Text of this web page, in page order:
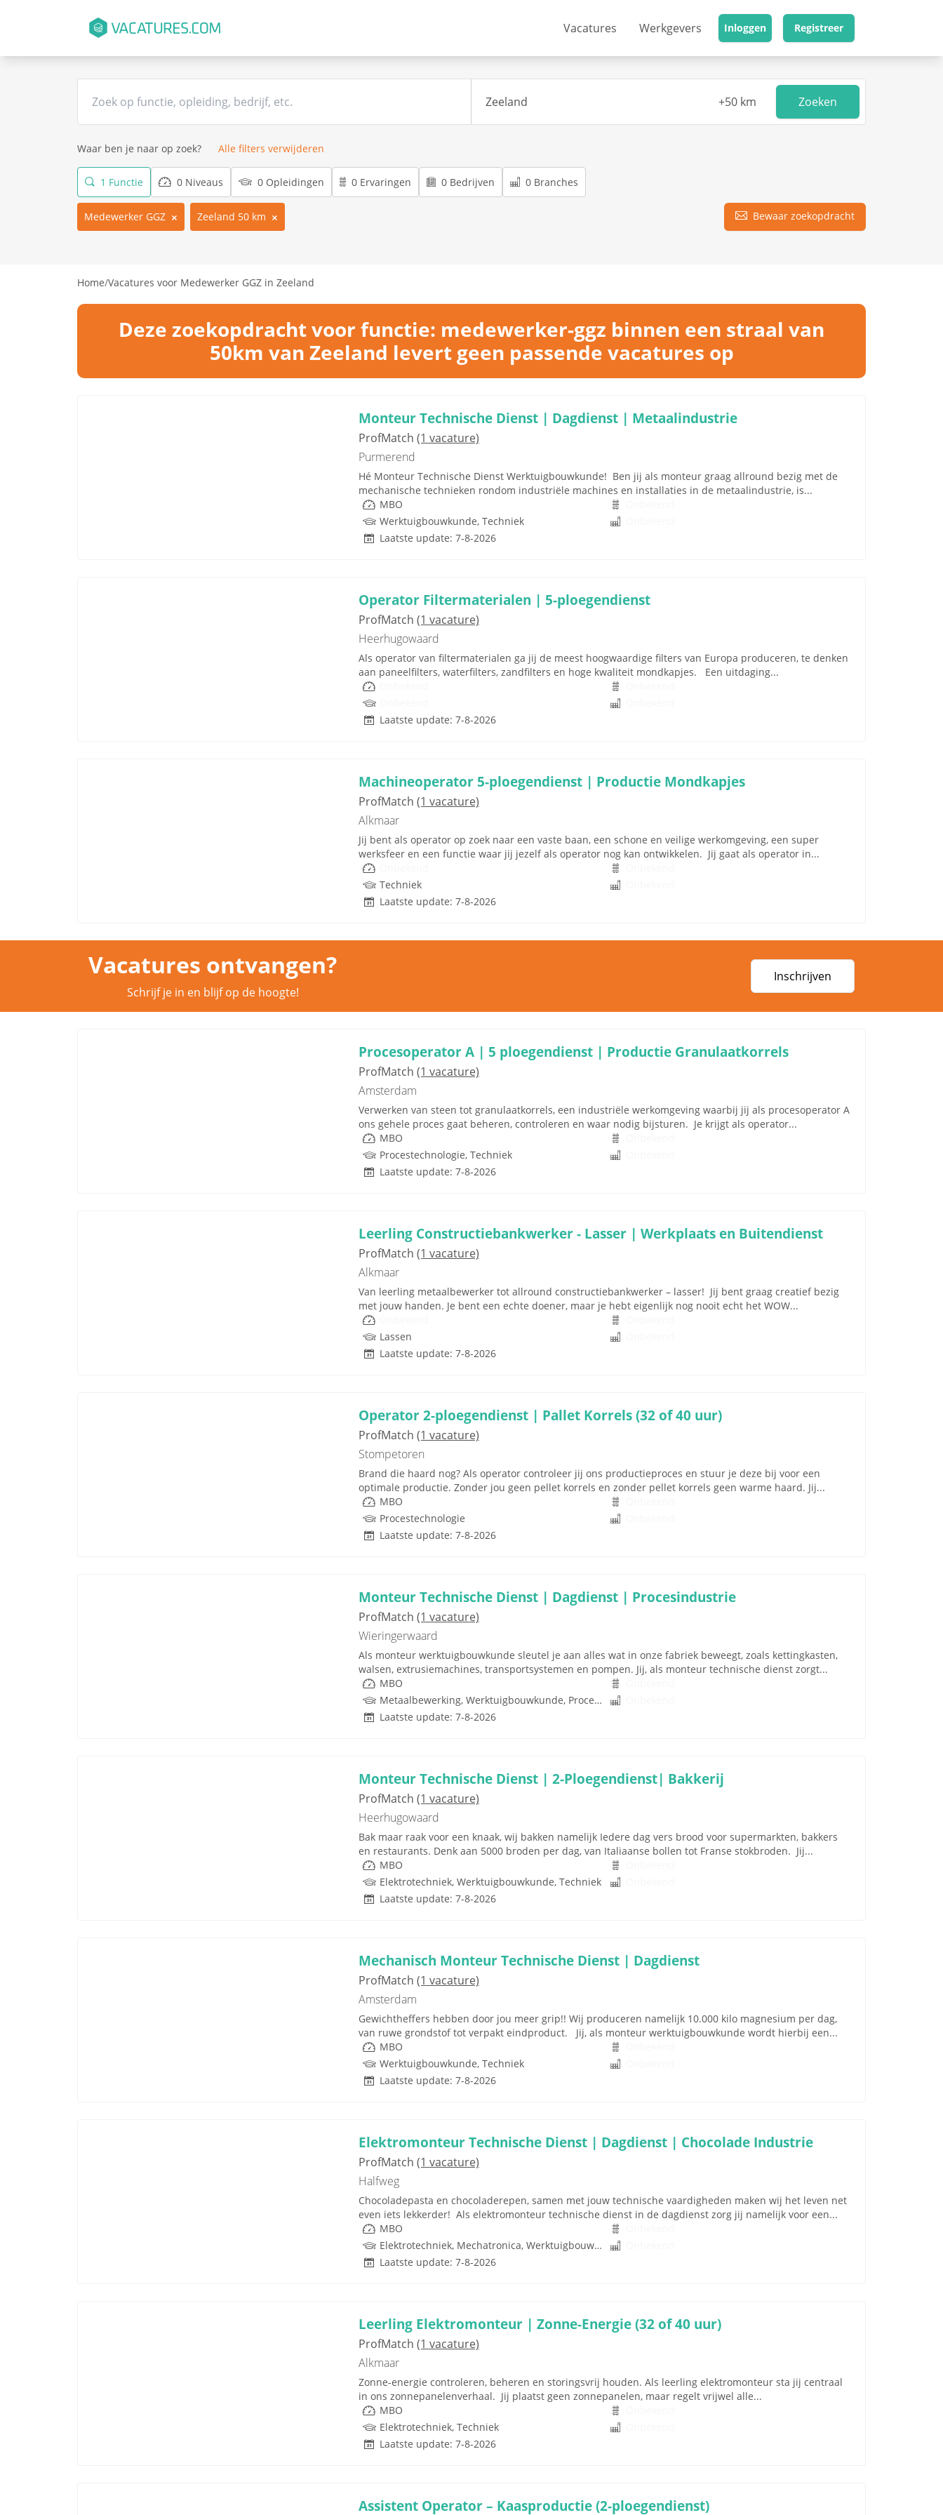
Vacatures Werkgevers Inloggen Registreer
Zoeken
Waar ben je naar op zoek? Alle filters verwijderen
1 Functie 0 Niveaus 0 Opleidingen 0 Ervaringen 0 Bedrijven 0 Branches
Medewerker GGZ Zeeland 50 km Bewaar zoekopdracht
Home/Vacatures voor Medewerker GGZ in Zeeland
Deze zoekopdracht voor functie: medewerker-ggz binnen een straal van
50km van Zeeland levert geen passende vacatures op
Monteur Technische Dienst | Dagdienst | Metaalindustrie
ProfMatch (1 vacature)
Purmerend
Hé Monteur Technische Dienst Werktuigbouwkunde! Ben jij als monteur graag allround bezig met de
mechanische technieken rondom industriële machines en installaties in de metaalindustrie, is...
MBO
Werktuigbouwkunde, Techniek
Laatste update: 7-8-2026
Operator Filtermaterialen | 5-ploegendienst
ProfMatch (1 vacature)
Heerhugowaard
Als operator van filtermaterialen ga jij de meest hoogwaardige filters van Europa produceren, te denken
aan paneelfilters, waterfilters, zandfilters en hoge kwaliteit mondkapjes. Een uitdaging...
Laatste update: 7-8-2026
Machineoperator 5-ploegendienst | Productie Mondkapjes
ProfMatch (1 vacature)
Alkmaar
Jij bent als operator op zoek naar een vaste baan, een schone en veilige werkomgeving, een super
werksfeer en een functie waar jij jezelf als operator nog kan ontwikkelen. Jij gaat als operator in...
Techniek
Laatste update: 7-8-2026
Vacatures ontvangen?
Schrijf je in en blijf op de hoogte!
Inschrijven
Procesoperator A | 5 ploegendienst | Productie Granulaatkorrels
ProfMatch (1 vacature)
Amsterdam
Verwerken van steen tot granulaatkorrels, een industriële werkomgeving waarbij jij als procesoperator A
ons gehele proces gaat beheren, controleren en waar nodig bijsturen. Je krijgt als operator...
MBO
Procestechnologie, Techniek
Laatste update: 7-8-2026
Leerling Constructiebankwerker - Lasser | Werkplaats en Buitendienst
ProfMatch (1 vacature)
Alkmaar
Van leerling metaalbewerker tot allround constructiebankwerker – lasser! Jij bent graag creatief bezig
met jouw handen. Je bent een echte doener, maar je hebt eigenlijk nog nooit echt het WOW...
Lassen
Laatste update: 7-8-2026
Operator 2-ploegendienst | Pallet Korrels (32 of 40 uur)
ProfMatch (1 vacature)
Stompetoren
Brand die haard nog? Als operator controleer jij ons productieproces en stuur je deze bij voor een
optimale productie. Zonder jou geen pellet korrels en zonder pellet korrels geen warme haard. Jij...
MBO
Procestechnologie
Laatste update: 7-8-2026
Monteur Technische Dienst | Dagdienst | Procesindustrie
ProfMatch (1 vacature)
Wieringerwaard
Als monteur werktuigbouwkunde sleutel je aan alles wat in onze fabriek beweegt, zoals kettingkasten,
walsen, extrusiemachines, transportsystemen en pompen. Jij, als monteur technische dienst zorgt...
MBO
Metaalbewerking, Werktuigbouwkunde, Procestechnologie, Techniek
Laatste update: 7-8-2026
Monteur Technische Dienst | 2-Ploegendienst| Bakkerij
ProfMatch (1 vacature)
Heerhugowaard
Bak maar raak voor een knaak, wij bakken namelijk Iedere dag vers brood voor supermarkten, bakkers
en restaurants. Denk aan 5000 broden per dag, van Italiaanse bollen tot Franse stokbroden. Jij...
MBO
Elektrotechniek, Werktuigbouwkunde, Techniek
Laatste update: 7-8-2026
Mechanisch Monteur Technische Dienst | Dagdienst
ProfMatch (1 vacature)
Amsterdam
Gewichtheffers hebben door jou meer grip!! Wij produceren namelijk 10.000 kilo magnesium per dag,
van ruwe grondstof tot verpakt eindproduct. Jij, als monteur werktuigbouwkunde wordt hierbij een...
MBO
Werktuigbouwkunde, Techniek
Laatste update: 7-8-2026
Elektromonteur Technische Dienst | Dagdienst | Chocolade Industrie
ProfMatch (1 vacature)
Halfweg
Chocoladepasta en chocoladerepen, samen met jouw technische vaardigheden maken wij het leven net
even iets lekkerder! Als elektromonteur technische dienst in de dagdienst zorg jij namelijk voor een...
MBO
Elektrotechniek, Mechatronica, Werktuigbouwkunde, Besturingstechniek, Techniek
Laatste update: 7-8-2026
Leerling Elektromonteur | Zonne-Energie (32 of 40 uur)
ProfMatch (1 vacature)
Alkmaar
Zonne-energie controleren, beheren en storingsvrij houden. Als leerling elektromonteur sta jij centraal
in ons zonnepanelenverhaal. Jij plaatst geen zonnepanelen, maar regelt vrijwel alle...
MBO
Elektrotechniek, Techniek
Laatste update: 7-8-2026
Assistent Operator – Kaasproductie (2-ploegendienst)